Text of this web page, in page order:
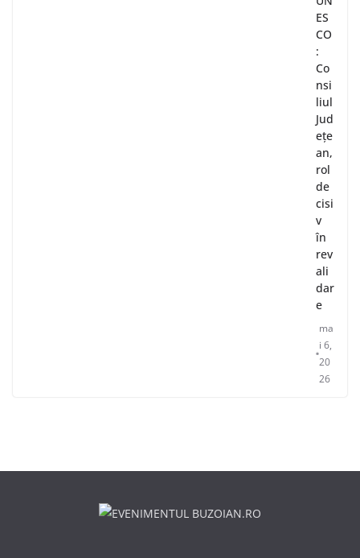
ES
CO
:
Co
nsi
liul
Jud
ețe
an,
rol
de
cisi
v
în
rev
ali
dar
e
ma
i 6,
20
26